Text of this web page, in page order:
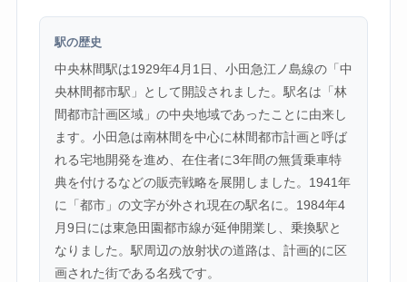
駅の歴史
中央林間駅は1929年4月1日、小田急江ノ島線の「中
央林間都市駅」として開設されました。駅名は「林
間都市計画区域」の中央地域であったことに由来し
ます。小田急は南林間を中心に林間都市計画と呼ば
れる宅地開発を進め、在住者に3年間の無賃乗車特
典を付けるなどの販売戦略を展開しました。1941年
に「都市」の文字が外され現在の駅名に。1984年4
月9日には東急田園都市線が延伸開業し、乗換駅と
なりました。駅周辺の放射状の道路は、計画的に区
画された街である名残です。